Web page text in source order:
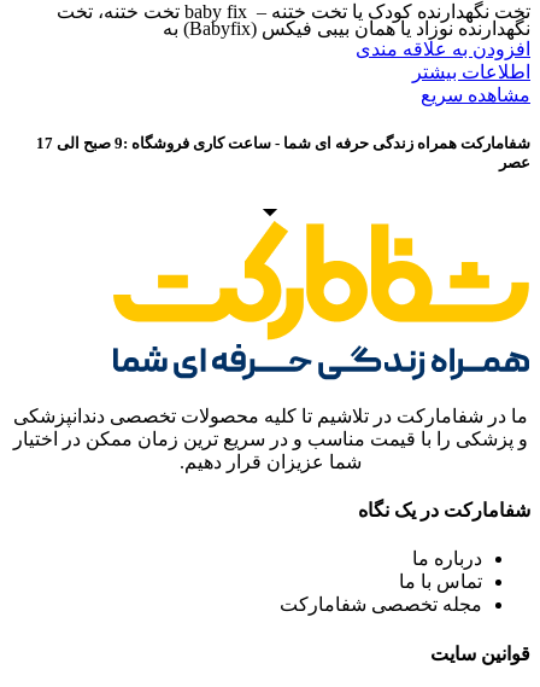
تخت نگهدارنده کودک یا تخت ختنه – baby fix تخت ختنه، تخت
نگهدارنده نوزاد یا همان بیبی فیکس (Babyfix) به
افزودن به علاقه مندی
اطلاعات بیشتر
مشاهده سریع
شفامارکت همراه زندگی حرفه ای شما - ساعت کاری فروشگاه :9 صبح الی 17
عصر
ما در شفامارکت در تلاشیم تا کلیه محصولات تخصصی دندانپزشکی
و پزشکی را با قیمت مناسب و در سریع ترین زمان ممکن در اختیار
شما عزیزان قرار دهیم.
شفامارکت در یک نگاه
درباره ما
تماس با ما
مجله تخصصی شفامارکت
قوانین سایت